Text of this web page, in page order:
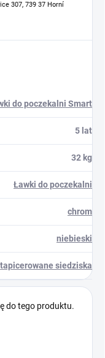
307, 739 37 Horní
do poczekalni Smart
5 lat
32 kg
Ławki do poczekalni
chrom
niebieski
tapicerowane siedziska
do tego produktu.